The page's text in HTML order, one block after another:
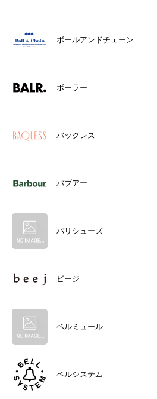
ボールアンドチェーン
ボーラー
バックレス
バブアー
バリシューズ
ビージ
ベルミュール
ベルシステム